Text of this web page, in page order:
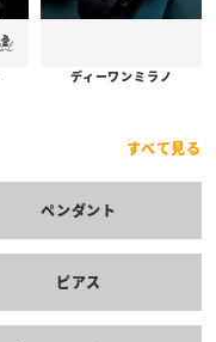
ディーワンミラノ
すべて見る
ペンダント
ピアス